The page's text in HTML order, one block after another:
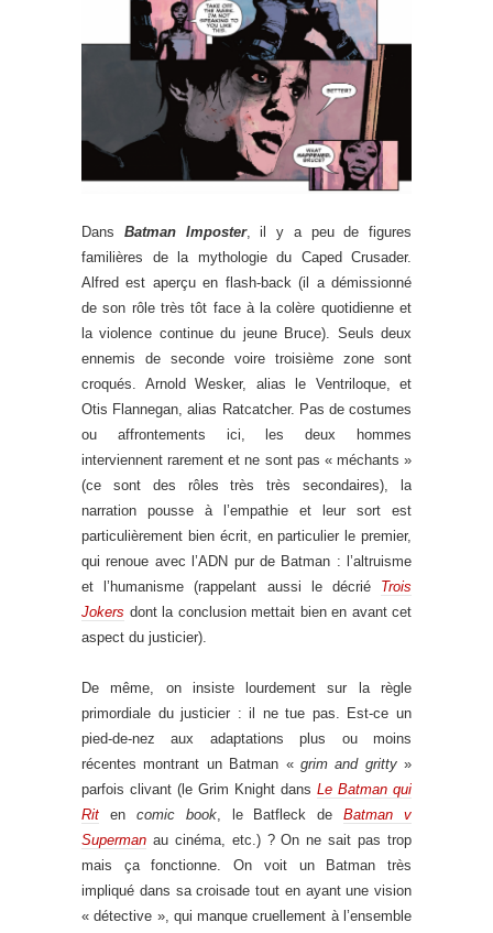
Dans Batman Imposter, il y a peu de figures
familières de la mythologie du Caped Crusader.
Alfred est aperçu en flash-back (il a démissionné
de son rôle très tôt face à la colère quotidienne et
la violence continue du jeune Bruce). Seuls deux
ennemis de seconde voire troisième zone sont
croqués. Arnold Wesker, alias le Ventriloque, et
Otis Flannegan, alias Ratcatcher. Pas de costumes
ou affrontements ici, les deux hommes
interviennent rarement et ne sont pas « méchants »
(ce sont des rôles très très secondaires), la
narration pousse à l’empathie et leur sort est
particulièrement bien écrit, en particulier le premier,
qui renoue avec l’ADN pur de Batman : l’altruisme
et l’humanisme (rappelant aussi le décrié Trois
Jokers dont la conclusion mettait bien en avant cet
aspect du justicier).
De même, on insiste lourdement sur la règle
primordiale du justicier : il ne tue pas. Est-ce un
pied-de-nez aux adaptations plus ou moins
récentes montrant un Batman « grim and gritty»
parfois clivant (le Grim Knight dans Le Batman qui
Rit
en comic book, le Batfleck deBatman v
Superman au cinéma, etc.) ? On ne sait pas trop
mais ça fonctionne. On voit un Batman très
impliqué dans sa croisade tout en ayant une vision
« détective », qui manque cruellement à l’ensemble